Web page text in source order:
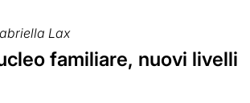
Lax
familiare, nuovi livelli